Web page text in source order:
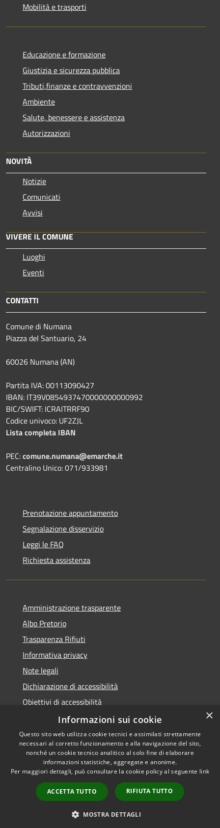
Mobilità e trasporti
Educazione e formazione
Giustizia e sicurezza pubblica
Tributi,finanze e contravvenzioni
Ambiente
Salute, benessere e assistenza
Autorizzazioni
NOVITÀ
Notizie
Comunicati
Avvisi
VIVERE IL COMUNE
Luoghi
Eventi
CONTATTI
Comune di Numana
Piazza del Santuario, 24
60026 Numana (AN)
Partita IVA: 00113090427
IBAN: IT39V0854937470000000000992
BIC/SWIFT: ICRAITRRF90
Codice univoco: UF2ZJL
Lista completa IBAN
PEC:comune.numana@emarche.it
Centralino Unico: 071/933981
Prenotazione appuntamento
Segnalazione disservizio
Leggi le FAQ
Richiesta assistenza
Amministrazione trasparente
Albo Pretorio
Trasparenza Rifiuti
Informativa privacy
Note legali
Dichiarazione di accessibilità
Obiettivi di accessibilità
Whistleblowing
RSS
Accessibilità
Copyright © 2026 • Comune di
Municipium•
Accesso
redazione
×
Informazioni sui cookie
Questo sito web utilizza cookie tecnici e assimilati strettamente
necessari al corretto funzionamento e alla navigazione del sito,
nonché un cookie tecnico analitico al solo fine di elaborare
informazioni statistiche, aggregate e anonime.
Per maggiori dettagli, può consultare la cookie policy al seguente link
ACCETTA TUTTO RIFIUTA TUTTO
MOSTRA DETTAGLI